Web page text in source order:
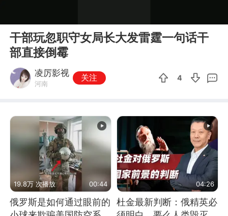
干部玩忽职守女局长大发雷霆一句话干
部直接倒霉
凌厉影视
河南
关注 4
19.8万 次播放 00:44
俄罗斯是如何通过眼前的
04:26
杜金最新判断：俄精英必